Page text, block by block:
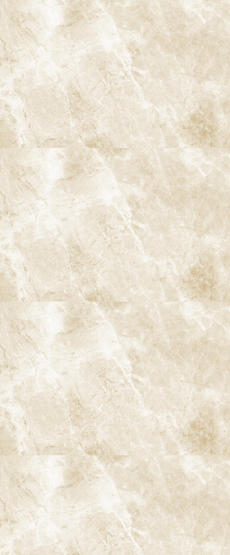
小児歯科
インプラント治療
ストローマンインプラント
ジンヴィ・インプラント
ブリッジ
入れ歯
歯の移植
ホワイトニング
ダイレクトボンディング
白い歯・セラミック治療
審美入れ歯
歯列矯正・矯正治療
小児矯正
インビザライン
インビザラインファースト
マイオブレース
口腔がん検診
歯ぎしり・食いしばり
顎関節症の治療
スポーツマウスガード
睡眠時無呼吸症候群
当院の特徴
専門治療スペシャリスト